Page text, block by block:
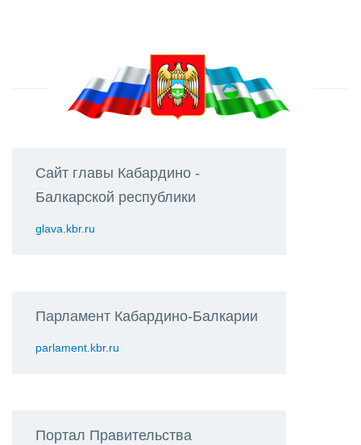
Сайт главы Кабардино -
Балкарской республики
glava.kbr.ru
Парламент Кабардино-Балкарии
parlament.kbr.ru
Портал Правительства